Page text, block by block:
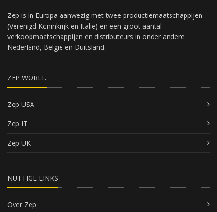
Zep is in Europa aanwezig met twee productiemaatschappijen
(Verenigd Koninkrijk en Italië) en een groot aantal
verkoopmaatschappijen en distributeurs in onder andere
Nederland, België en Duitsland.
ZEP WORLD
Zep USA
Zep IT
Zep UK
NUTTIGE LINKS
Over Zep